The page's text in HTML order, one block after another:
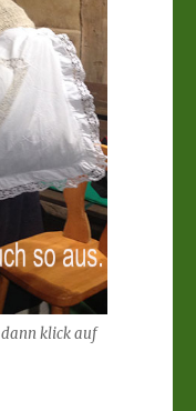
klick auf